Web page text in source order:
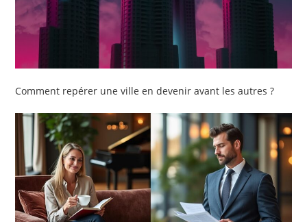
Comment repérer une ville en devenir avant les autres ?